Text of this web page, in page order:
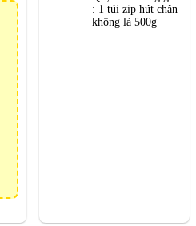
: 1 túi zip hút chân
không là 500g